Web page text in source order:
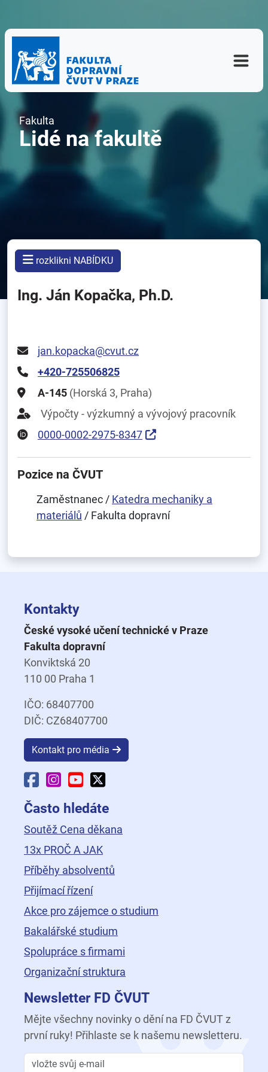
Fakulta
Lidé na fakultě
rozklikni NABÍDKU
Ing. Ján Kopačka, Ph.D.
jan.kopacka@cvut.cz
+420-725506825
A-145 (Horská 3, Praha)
Výpočty - výzkumný a vývojový pracovník
0000-0002-2975-8347
Pozice na ČVUT
Zaměstnanec / Katedra mechaniky a
materiálů / Fakulta dopravní
Kontakty
České vysoké učení technické v Praze
Fakulta dopravní
Konviktská 20
110 00 Praha 1
IČO: 68407700
DIČ: CZ68407700
Kontakt pro média
Facebook Fakulty dopravní
Instagram Fakulty dopravní
YouTube Fakulty dopravní
Často hledáte
Soutěž Cena děkana
13x PROČ A JAK
Příběhy absolventů
Přijímací řízení
Akce pro zájemce o studium
Bakalářské studium
Spolupráce s firmami
Organizační struktura
Newsletter FD ČVUT
Mějte všechny novinky o dění na FD ČVUT z
první ruky! Přihlaste se k našemu newsletteru.